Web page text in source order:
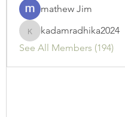
mathew Jim
kadamradhika2024
kadamradhika2024
See All Members (194)